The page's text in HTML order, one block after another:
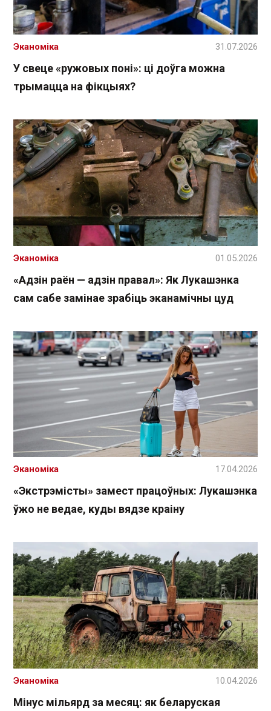
У свеце «ружовых поні»: ці доўга можна
трымацца на фікцыях?
Эканоміка 31.07.2026
«Адзін раён — адзін правал»: Як Лукашэнка
сам сабе замінае зрабіць эканамічны цуд
Эканоміка 01.05.2026
«Экстрэмісты» замест працоўных: Лукашэнка
ўжо не ведае, куды вядзе краіну
Эканоміка 17.04.2026
Мінус мільярд за месяц: як беларуская
Эканоміка 10.04.2026